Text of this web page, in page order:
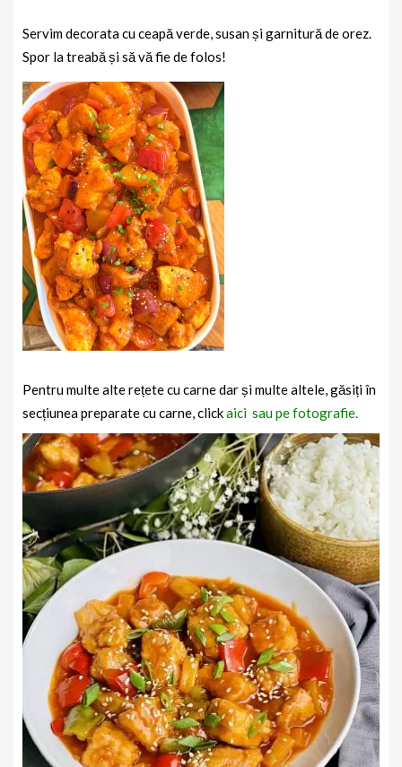
Servim decorata cu ceapă verde, susan și garnitură de orez.
Spor la treabă și să vă fie de folos!
Pentru multe alte rețete cu carne dar și multe altele, găsiți în
secțiunea preparate cu carne, clickaici sau pe fotografie.